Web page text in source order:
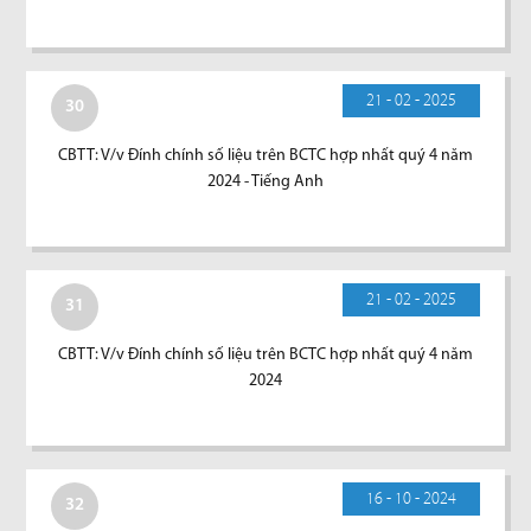
30 21 - 02 - 2025
CBTT: V/v Đính chính số liệu trên BCTC hợp nhất quý 4 năm
2024 - Tiếng Anh
31 21 - 02 - 2025
CBTT: V/v Đính chính số liệu trên BCTC hợp nhất quý 4 năm
2024
32 16 - 10 - 2024